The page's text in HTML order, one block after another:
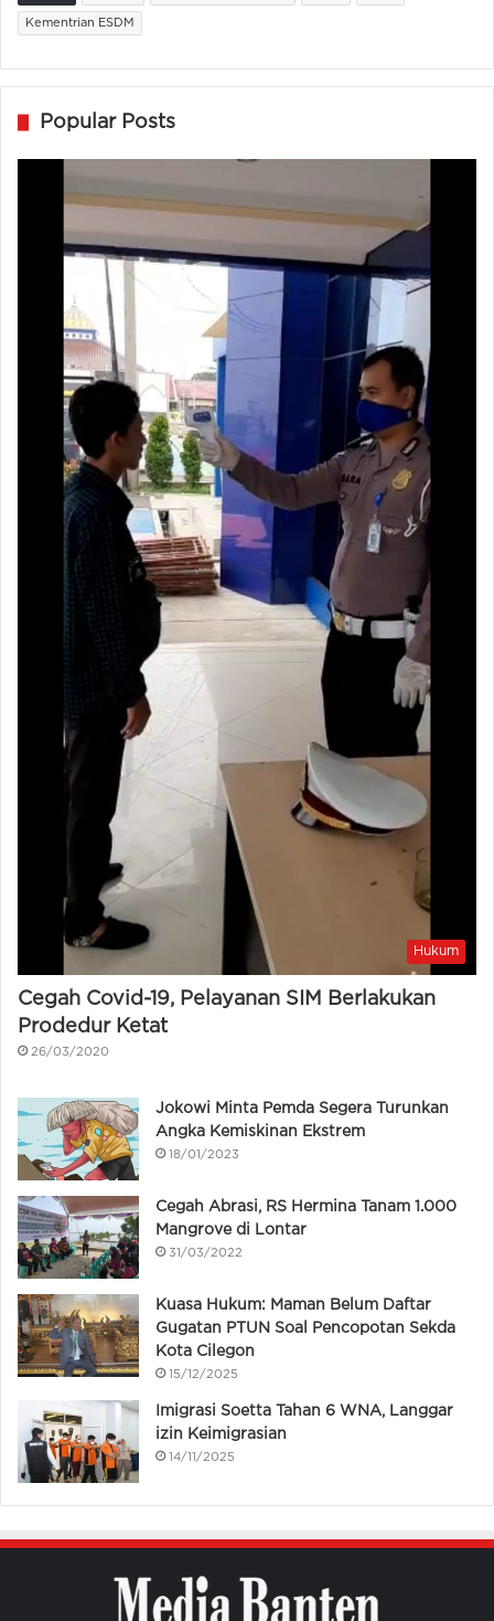
Kementrian ESDM
Popular Posts
Hukum
Cegah Covid-19, Pelayanan SIM Berlakukan
Prodedur Ketat
26/03/2020
Jokowi Minta Pemda Segera Turunkan
Angka Kemiskinan Ekstrem
18/01/2023
Cegah Abrasi, RS Hermina Tanam 1.000
Mangrove di Lontar
31/03/2022
Kuasa Hukum: Maman Belum Daftar
Gugatan PTUN Soal Pencopotan Sekda
Kota Cilegon
15/12/2025
Imigrasi Soetta Tahan 6 WNA, Langgar
izin Keimigrasian
14/11/2025